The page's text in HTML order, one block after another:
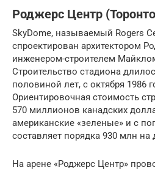
Роджерс Центр
SkyDome, называемый Rogers
спроектирован архитектором
инженером-строителем
Строительство стадиона
половиной лет, с октября 1986
Ориентировочная стоимость
570 миллионов канадских
американские «зеленые» и с
составляет порядка 930 млн
На арене «Роджерс Центр»